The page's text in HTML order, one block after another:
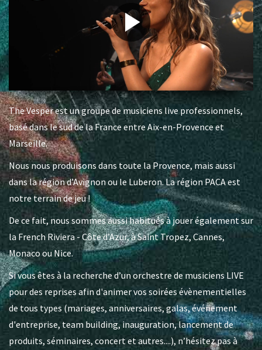
The Vesper est un groupe de musiciens live professionnels,
basé dans le sud de la France entre Aix-en-Provence et
Marseille.
Nous nous produisons dans toute la Provence, mais aussi
dans la région d’Avignon ou le Luberon. La région PACA est
notre terrain de jeu !
De ce fait, nous sommes aussi habitués à jouer également sur
la French Riviera - Côte d’Azur, à Saint Tropez, Cannes,
Monaco ou Nice.
Si vous êtes à la recherche d’un orchestre de musiciens LIVE
pour des reprises afin d'animer vos soirées évènementielles
de tous types (mariages, anniversaires, galas, événement
d'entreprise, team building, inauguration, lancement de
produits, séminaires, concert et autres....), n’hésitez pas à